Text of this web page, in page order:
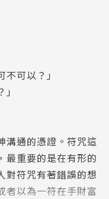
可以？」
溝通的憑證。符咒這
最重要的是在有形的
對符咒有著錯誤的想
者以為一符在手財富